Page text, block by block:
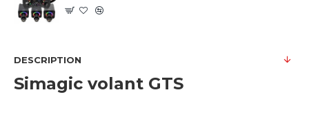
DESCRIPTION
Simagic volant GTS